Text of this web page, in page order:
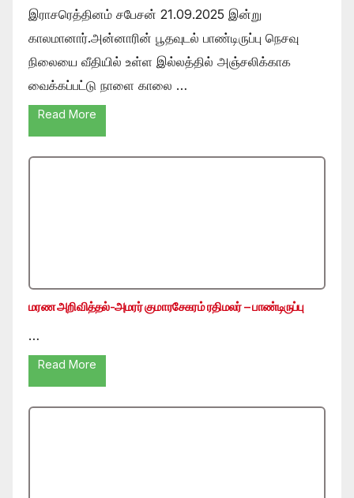
இராசரெத்தினம் சபேசன் 21.09.2025 இன்று
காலமானார்.அன்னாரின் பூதவுடல் பாண்டிருப்பு நெசவு
நிலையை வீதியில் உள்ள இல்லத்தில் அஞ்சலிக்காக
வைக்கப்பட்டு நாளை காலை …
Read More
மரண அறிவித்தல்-அமரர் குமாரசேகரம் ரதிமலர் – பாண்டிருப்பு
…
Read More